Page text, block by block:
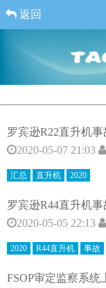
返回
罗宾逊R22直升机
2020-05-07 21:03
汇总 直升机 2020
罗宾逊R44直升机
2020-05-05 22:13
2020 R44直升机 事故
FSOP审定监察系统